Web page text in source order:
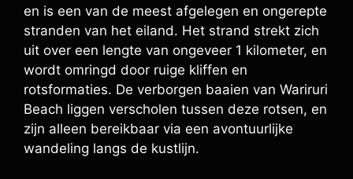
en is een van de meest afgelegen en ongerepte
stranden van het eiland. Het strand strekt zich
uit over een lengte van ongeveer 1 kilometer, en
wordt omringd door ruige kliffen en
rotsformaties. De verborgen baaien van Wariruri
Beach liggen verscholen tussen deze rotsen, en
zijn alleen bereikbaar via een avontuurlijke
wandeling langs de kustlijn.